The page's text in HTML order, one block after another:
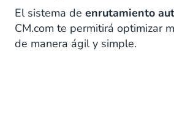
El sistema de enrutamiento
CM.com te permitirá optimizar
de manera ágil y simple.